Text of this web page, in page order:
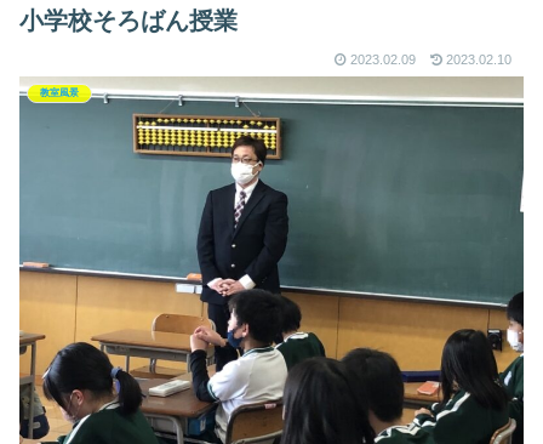
小学校そろばん授業
2023.02.09 2023.02.10
教室風景